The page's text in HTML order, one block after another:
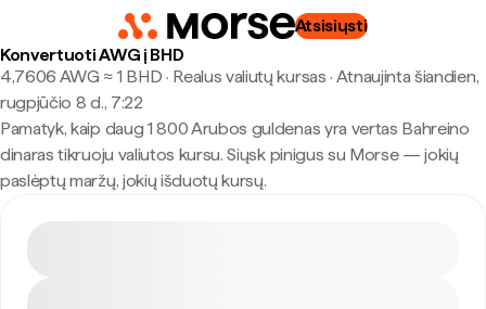
Atsisiųsti
Konvertuoti AWG į BHD
4,7606 AWG ≈ 1 BHD · Realus valiutų kursas · Atnaujinta šiandien,
rugpjūčio 8 d., 7:22
Pamatyk, kaip daug 1 800 Arubos guldenas yra vertas Bahreino
dinaras tikruoju valiutos kursu. Siųsk pinigus su Morse — jokių
paslėptų maržų, jokių išduotų kursų.